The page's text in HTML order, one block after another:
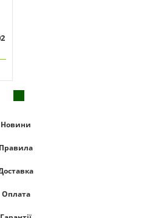
Новини
Правила
Оплата